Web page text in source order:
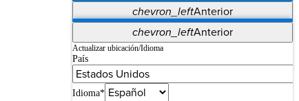
chevron_leftAnterior
Vet Systems OrthoPedia Patient
Supplier Portal
Synergy Imaging & Resection
chevron_leftAnterior
Actualizar ubicación/Idioma
País
Idioma*